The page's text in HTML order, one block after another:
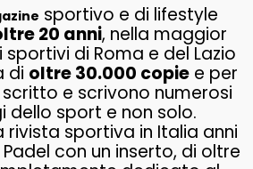
sportivo e di lifestyle
20 anni, nella maggior
di Roma e del Lazio
di oltre 30.000 copiee per
e scrivono numerosi
dello sport e non solo.
rivista sportiva in Italia anni
con un inserto, di oltre